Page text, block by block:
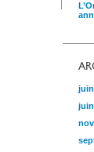
juin
juin